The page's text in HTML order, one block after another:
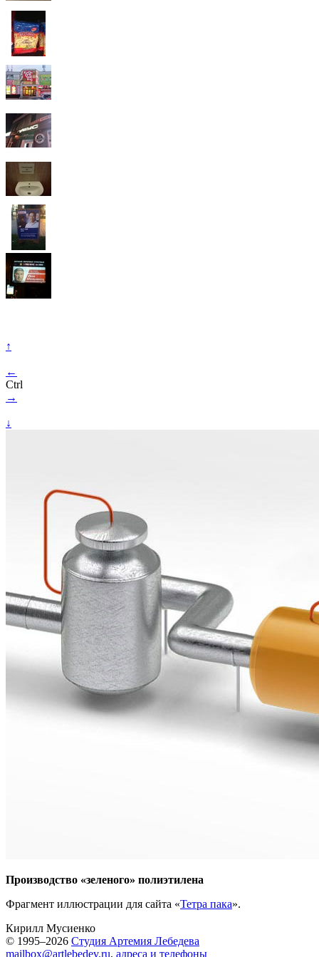
↑
←
Ctrl
→
↓
Производство «зеленого» полиэтилена
Фрагмент иллюстрации для сайта «Тетра пака».
Кирилл Мусиенко
© 1995–2026 Студия Артемия Лебедева
mailbox@artlebedev.ru, адреса и телефоны